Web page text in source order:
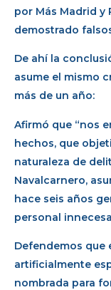
por Más Madrid y
demostrado
De ahí la
asume el mismo
más de un año:
Afirmó que “nos
hechos, que
naturaleza de
Navalcarnero,
hace seis años
personal
Defendemos que
artificialmente
nombrada para